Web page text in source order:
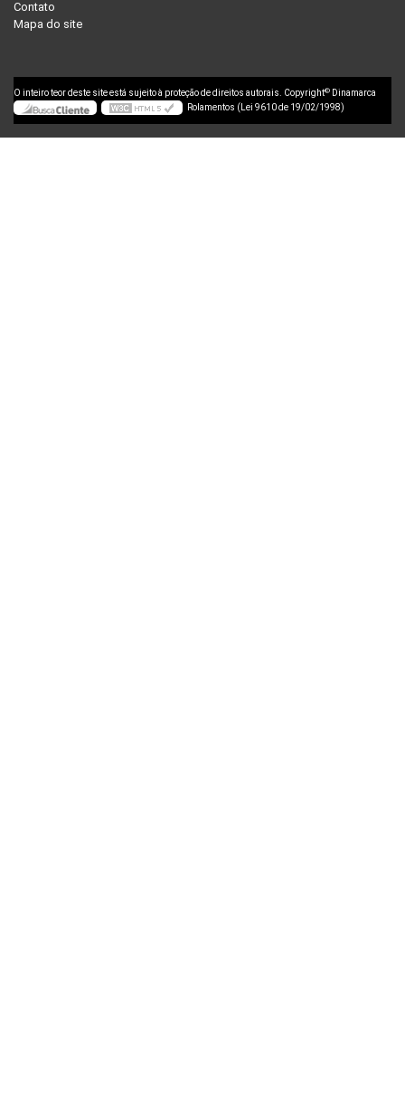
Contato
Mapa do site
O inteiro teor deste site está sujeito à proteção de direitos autorais. Copyright© Dinamarca
Rolamentos (Lei 9610 de 19/02/1998)